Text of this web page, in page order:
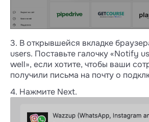
3. В открывшейся вкладке
users. Поставьте галочку «Notify
well», если хотите, чтобы ваши
получили письма на почту о
4. Нажмите Next.